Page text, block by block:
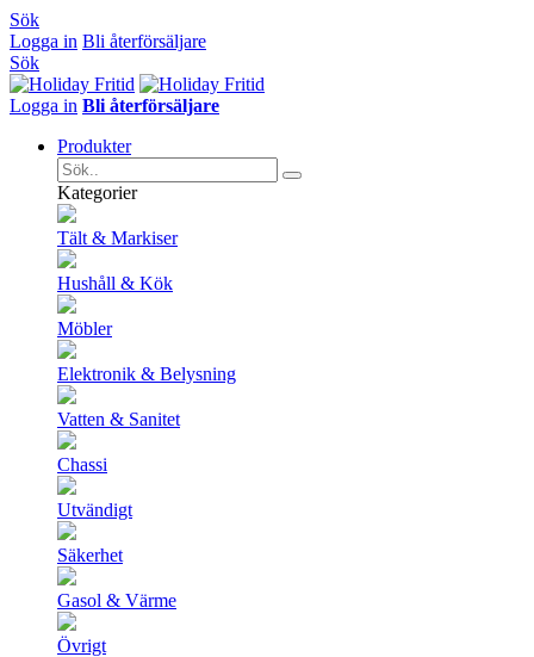
Sök
Logga in Bli återförsäljare
Sök
Logga in Bli återförsäljare
Produkter
Kategorier
Tält & Markiser
Hushåll & Kök
Möbler
Elektronik & Belysning
Vatten & Sanitet
Chassi
Utvändigt
Säkerhet
Gasol & Värme
Övrigt